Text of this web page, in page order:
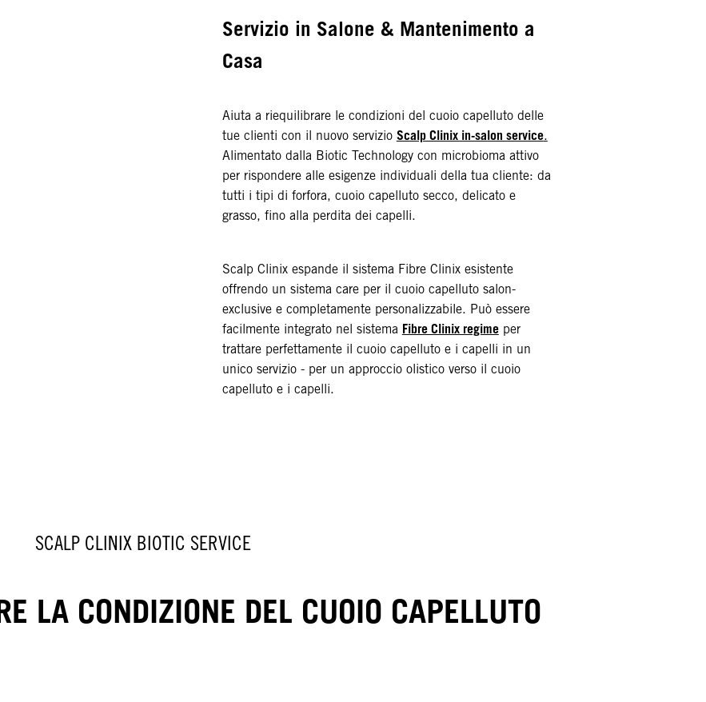
Servizio in Salone & Mantenimento a
Casa
Aiuta a riequilibrare le condizioni del cuoio capelluto delle
tue clienti con il nuovo servizio Scalp Clinix in-salon service.
Alimentato dalla Biotic Technology con microbioma attivo
per rispondere alle esigenze individuali della tua cliente: da
tutti i tipi di forfora, cuoio capelluto secco, delicato e
grasso, fino alla perdita dei capelli.
Scalp Clinix espande il sistema Fibre Clinix esistente
offrendo un sistema care per il cuoio capelluto salon-
exclusive e completamente personalizzabile. Può essere
facilmente integrato nel sistema Fibre Clinix regimeper
trattare perfettamente il cuoio capelluto e i capelli in un
unico servizio - per un approccio olistico verso il cuoio
capelluto e i capelli.
SCALP CLINIX BIOTIC SERVICE
LA CONDIZIONE DEL CUOIO CAPELLUTO